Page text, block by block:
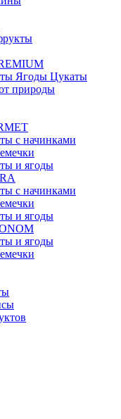
Ягоды Цукаты
природы
с начинками
и ягоды
с начинками
и ягоды
и ягоды